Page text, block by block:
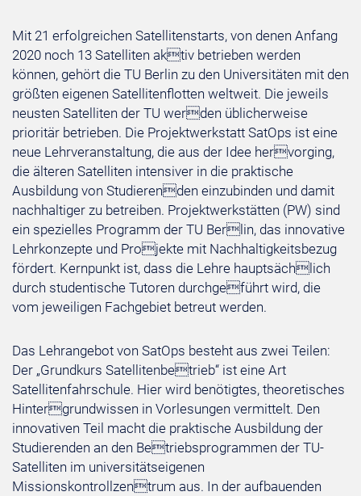
Mit 21 erfolgreichen Satellitenstarts, von denen Anfang
2020 noch 13 Satelliten aktiv betrieben werden
können, gehört die TU Berlin zu den Universitäten mit den
größten eigenen Satellitenflotten weltweit. Die jeweils
neusten Satelliten der TU werden üblicherweise
prioritär betrieben. Die Projektwerkstatt SatOps ist eine
neue Lehrveranstaltung, die aus der Idee hervorging,
die älteren Satelliten intensiver in die praktische
Ausbildung von Studierenden einzubinden und damit
nachhaltiger zu betreiben. Projektwerkstätten (PW) sind
ein spezielles Programm der TU Berlin, das innovative
Lehrkonzepte und Projekte mit Nachhaltigkeitsbezug
fördert. Kernpunkt ist, dass die Lehre hauptsächlich
durch studentische Tutoren durchgeführt wird, die
vom jeweiligen Fachgebiet betreut werden.
Das Lehrangebot von SatOps besteht aus zwei Teilen:
Der „Grundkurs Satellitenbetrieb“ ist eine Art
Satellitenfahrschule. Hier wird benötigtes, theoretisches
Hintergrundwissen in Vorlesungen vermittelt. Den
innovativen Teil macht die praktische Ausbildung der
Studierenden an den Betriebsprogrammen der TU-
Satelliten im universitätseigenen
Missionskontrollzentrum aus. In der aufbauenden